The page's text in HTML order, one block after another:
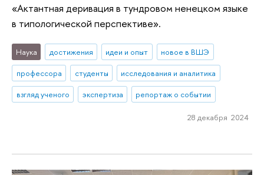
«Актантная деривация в тундровом ненецком языке
в типологической перспективе».
Наука достижения идеи и опыт
новое в ВШЭ
профессора
студенты
исследования и аналитика
взгляд ученого
экспертиза репортаж о событии
28 декабря 2024